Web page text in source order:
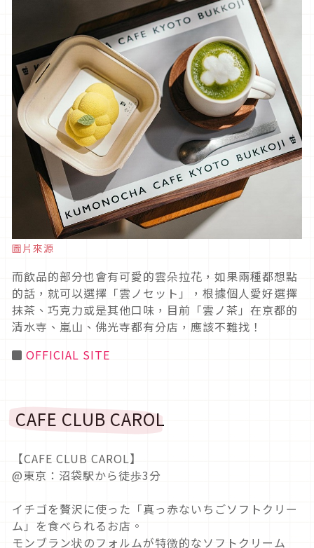
圖片來源
而飲品的部分也會有可愛的雲朵拉花，如果兩種都想點
的話，就可以選擇「雲ノセット」，根據個人愛好選擇
抹茶、巧克力或是其他口味，目前「雲ノ茶」在京都的
清水寺、嵐山、佛光寺都有分店，應該不難找！
◼ OFFICIAL SITE
CAFE CLUB CAROL
【CAFE CLUB CAROL】
@東京：沼袋駅から徒歩3分
イチゴを贅沢に使った「真っ赤ないちごソフトクリー
ム」を食べられるお店。
モンブラン状のフォルムが特徴的なソフトクリーム